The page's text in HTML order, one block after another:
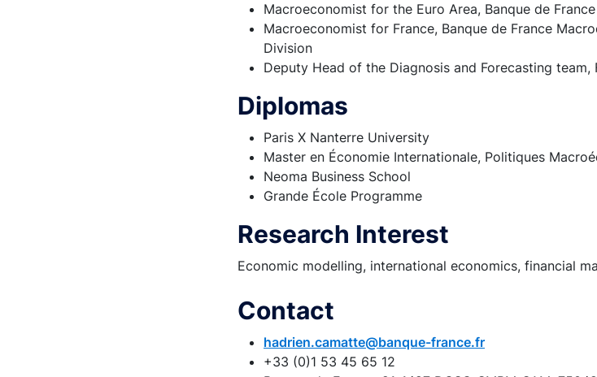
Macroeconomist for the Euro Area, Banque de
Macroeconomist for France, Banque de France
Division
Deputy Head of the Diagnosis and Forecasting team,
Diplomas
Paris X Nanterre University
Master en Économie Internationale, Politiques
Neoma Business School
Grande École Programme
Research Interest
Economic modelling, international economics, financial
Contact
hadrien.camatte@banque-france.fr
+33 (0)1 53 45 65 12